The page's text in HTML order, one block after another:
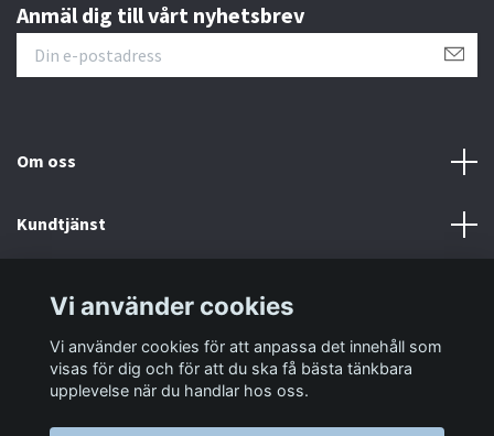
Anmäl dig till vårt nyhetsbrev
Om oss
Kundtjänst
Sociala medier
Vi använder cookies
Vi använder cookies för att anpassa det innehåll som
visas för dig och för att du ska få bästa tänkbara
upplevelse när du handlar hos oss.